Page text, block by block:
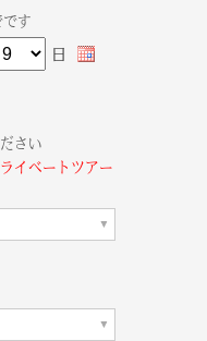
す
日
さい
イベートツアー